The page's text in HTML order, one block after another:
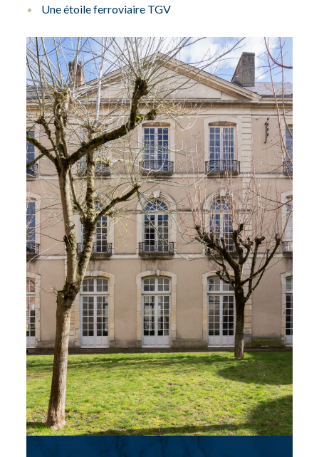
Une étoile ferroviaire TGV